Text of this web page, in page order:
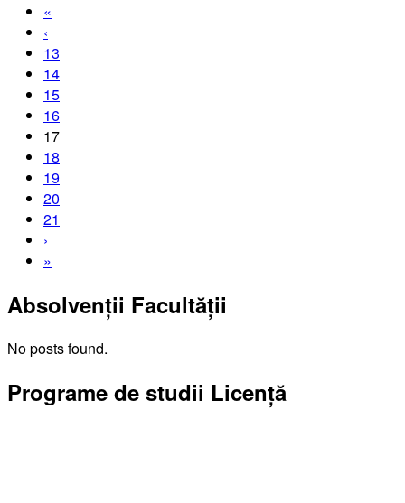
«
‹
13
14
15
16
17
18
19
20
21
›
»
Absolvenții Facultății
No posts found.
Programe de studii Licență